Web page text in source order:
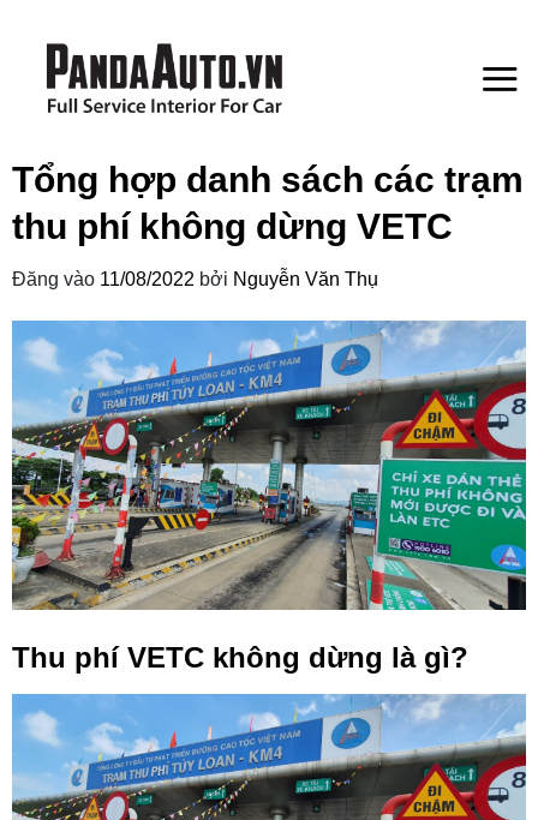
Tổng hợp danh sách các trạm
thu phí không dừng VETC
Đăng vào 11/08/2022 bởi Nguyễn Văn Thụ
Thu phí VETC không dừng là gì?